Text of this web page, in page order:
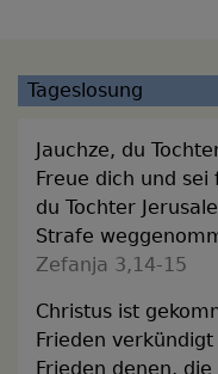
und
Tageslosung
Jauchze, du
Freue dich und
du Tochter
Strafe
Zefanja 3,14-15
Christus ist
Frieden
Frieden denen,